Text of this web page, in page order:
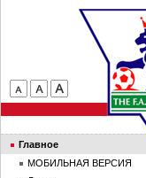
Главное
МОБИЛЬНАЯ ВЕРСИЯ